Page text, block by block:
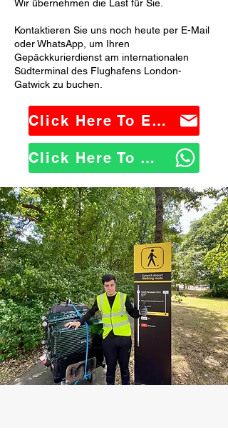
Wir übernehmen die Last für Sie.
Kontaktieren Sie uns noch heute per E-Mail
oder WhatsApp, um Ihren
Gepäckkurierdienst am internationalen
Südterminal des Flughafens London-
Gatwick zu buchen.
Click Here To Email Us
Click Here To WhatsApp Us